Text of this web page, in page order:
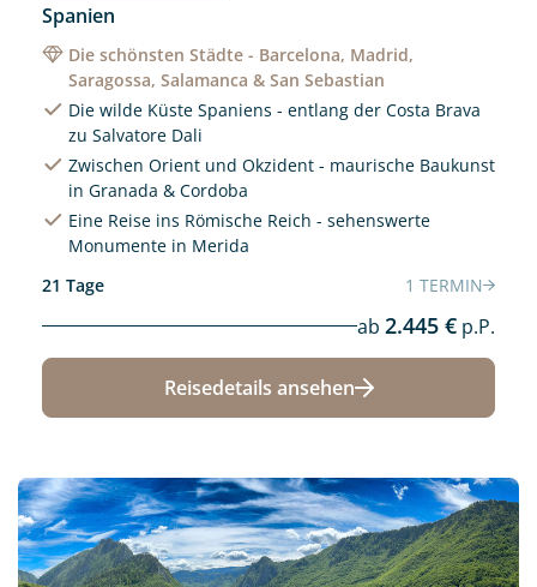
Spanien
Die schönsten Städte - Barcelona, Madrid,
Saragossa, Salamanca & San Sebastian
Die wilde Küste Spaniens - entlang der Costa Brava
zu Salvatore Dali
Zwischen Orient und Okzident - maurische Baukunst
in Granada & Cordoba
Eine Reise ins Römische Reich - sehenswerte
Monumente in Merida
21 Tage
1 TERMIN
ab 2.445 € p.P.
Reisedetails ansehen
Neu